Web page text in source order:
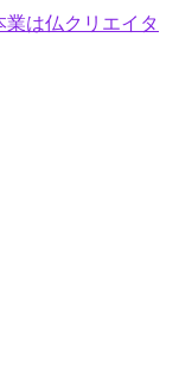
は仏クリエイタ